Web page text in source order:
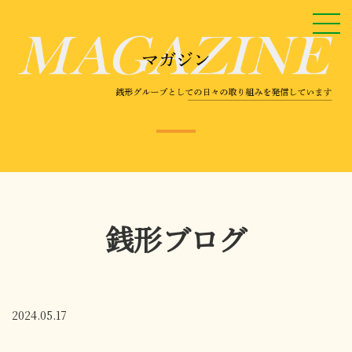
銭形ブログ
2024.05.17